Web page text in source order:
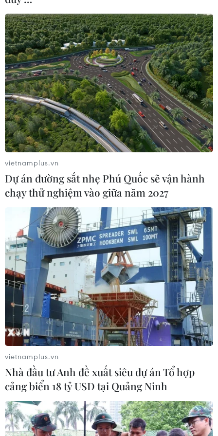
vietnamplus.vn
Dự án đường sắt nhẹ Phú Quốc sẽ vận hành
chạy thử nghiệm vào giữa năm 2027
vietnamplus.vn
Nhà đầu tư Anh đề xuất siêu dự án Tổ hợp
cảng biển 18 tỷ USD tại Quảng Ninh